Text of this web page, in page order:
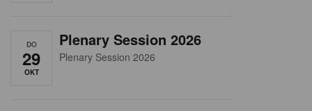
DO
29
OKT
Plenary Session 2026
Plenary Session 2026